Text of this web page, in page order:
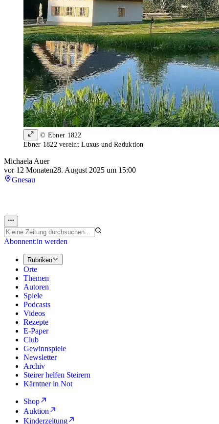
© Ebner 1822
Ebner 1822 vereint Luxus und Reduktion
Michaela Auer
vor 12 Monaten28. August 2025 um 15:00
Gnesau
Abonnent:in werden
Rubriken
Orte
Themen
Autoren
Spiele
Podcasts
Videos
Rezepte
E-Paper
Club
Gewinnspiele
Newsletter
Archiv
Steirer helfen Steirern
Kärntner in Not
Shop
Auktion
Kinderzeitung